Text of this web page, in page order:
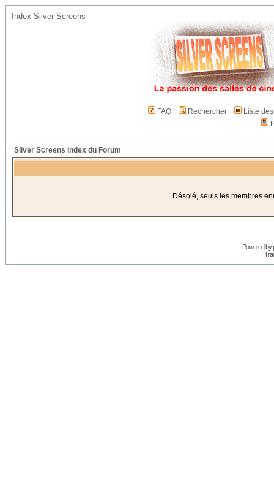
Index Silver Screens
FAQ Rechercher
Liste
Silver Screens Index du Forum
Désolé, seuls les membres
Powered by